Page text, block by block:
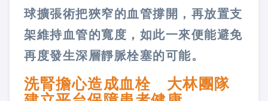
球擴張術把狹窄的血管撐開，再放置支
架維持血管的寬度，如此一來便能避免
再度發生深層靜脈栓塞的可能。
洗腎擔心造成血栓 大林團隊